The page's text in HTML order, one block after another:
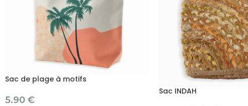
Sac de plage à motifs
5.90 €
Sac INDAH